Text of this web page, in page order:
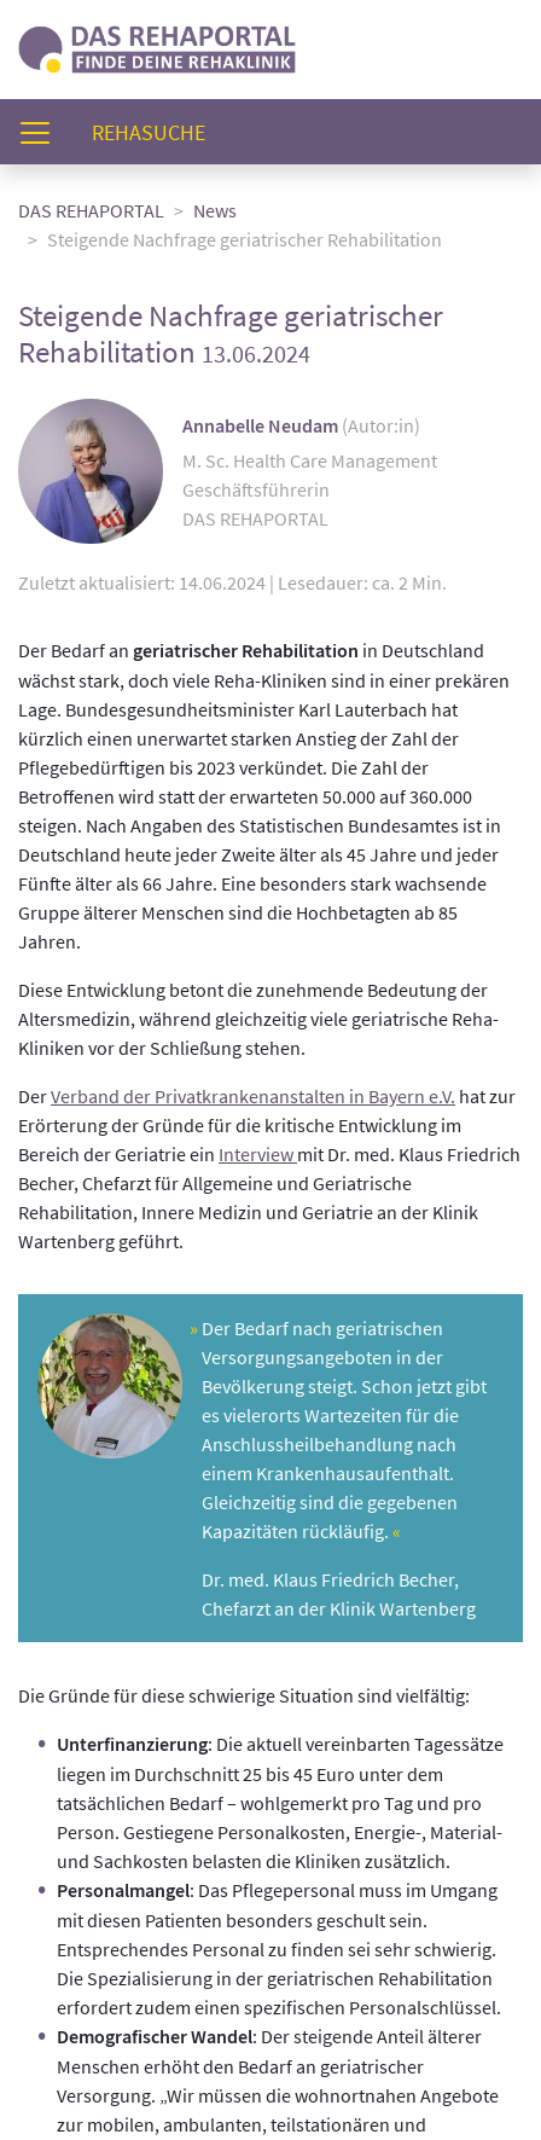
REHASUCHE(AKTUELL)
DAS REHAPORTAL
News
Steigende Nachfrage geriatrischer Rehabilitation
Steigende Nachfrage geriatrischer
Rehabilitation 13.06.2024
Annabelle Neudam (Autor:in)
M. Sc. Health Care Management
Geschäftsführerin
DAS REHAPORTAL
Zuletzt aktualisiert: 14.06.2024 | Lesedauer: ca. 2 Min.
Der Bedarf an geriatrischer Rehabilitation in Deutschland
wächst stark, doch viele Reha-Kliniken sind in einer prekären
Lage. Bundesgesundheitsminister Karl Lauterbach hat
kürzlich einen unerwartet starken Anstieg der Zahl der
Pflegebedürftigen bis 2023 verkündet. Die Zahl der
Betroffenen wird statt der erwarteten 50.000 auf 360.000
steigen. Nach Angaben des Statistischen Bundesamtes ist in
Deutschland heute jeder Zweite älter als 45 Jahre und jeder
Fünfte älter als 66 Jahre. Eine besonders stark wachsende
Gruppe älterer Menschen sind die Hochbetagten ab 85
Jahren.
Diese Entwicklung betont die zunehmende Bedeutung der
Altersmedizin, während gleichzeitig viele geriatrische Reha-
Kliniken vor der Schließung stehen.
DerVerband der Privatkrankenanstalten in Bayern e.V. hat zur
Erörterung der Gründe für die kritische Entwicklung im
Bereich der Geriatrie ein Interview mit Dr. med. Klaus Friedrich
Becher, Chefarzt für Allgemeine und Geriatrische
Rehabilitation, Innere Medizin und Geriatrie an der Klinik
Wartenberg geführt.
Der Bedarf nach geriatrischen
Versorgungsangeboten in der
Bevölkerung steigt. Schon jetzt gibt
es vielerorts Wartezeiten für die
Anschlussheilbehandlung nach
einem Krankenhausaufenthalt.
Gleichzeitig sind die gegebenen
Kapazitäten rückläufig.
Dr. med. Klaus Friedrich Becher,
Chefarzt an der Klinik Wartenberg
Die Gründe für diese schwierige Situation sind vielfältig:
Unterfinanzierung: Die aktuell vereinbarten Tagessätze
liegen im Durchschnitt 25 bis 45 Euro unter dem
tatsächlichen Bedarf – wohlgemerkt pro Tag und pro
Person. Gestiegene Personalkosten, Energie-, Material-
und Sachkosten belasten die Kliniken zusätzlich.
Personalmangel: Das Pflegepersonal muss im Umgang
mit diesen Patienten besonders geschult sein.
Entsprechendes Personal zu finden sei sehr schwierig.
Die Spezialisierung in der geriatrischen Rehabilitation
erfordert zudem einen spezifischen Personalschlüssel.
Demografischer Wandel: Der steigende Anteil älterer
Menschen erhöht den Bedarf an geriatrischer
Versorgung. „Wir müssen die wohnortnahen Angebote
zur mobilen, ambulanten, teilstationären und